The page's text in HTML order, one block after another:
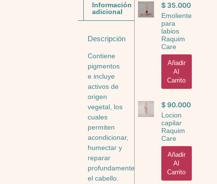
Información
adicional
Descripción
Contiene
pigmentos
e incluye
activos de
origen
vegetal, los
cuales
permiten
acondicionar,
humectar y
reparar
profundamente
el cabello.
$35.000
Emoliente
para
labios
Raquim
Care
Añadir
Al
Carrito
$90.000
Locion
capilar
Raquim
Care
Añadir
Al
Carrito